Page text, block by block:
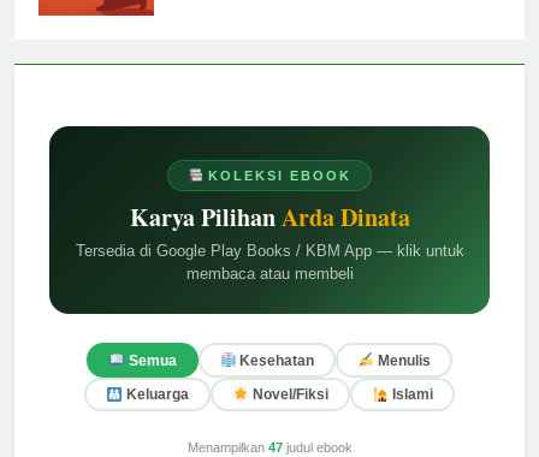
KOLEKSI EBOOK
Karya PilihanArda Dinata
Tersedia di Google Play Books / KBM App — klik untuk
membaca atau membeli
Semua Kesehatan Menulis
Keluarga Novel/Fiksi Islami
Menampilkan 47judul ebook